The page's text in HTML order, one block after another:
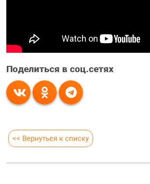
Поделиться в соц.сетях
<< Вернуться к списку